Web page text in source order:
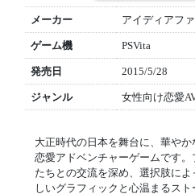
メーカー アイディアフ
ゲーム機 PSVita
発売日 2015/5/28
ジャンル 女性向け恋愛
大正時代の日本を舞台に、華や
恋愛アドベンチャーゲームです
たちとの交流を深め、選択肢に
しいグラフィックと心温まるス